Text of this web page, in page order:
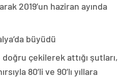
2019’un haziran ayında
büyüdü
çekilerek attığı şutları,
80’li ve 90’lı yıllara